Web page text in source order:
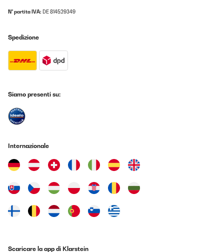
N° partita IVA: DE 814529349
Spedizione
Siamo presenti su:
Internazionale
Scaricare la app di Klarstein